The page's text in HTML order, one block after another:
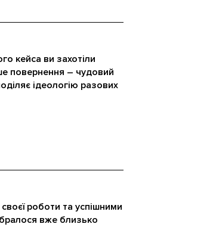
кейса ви захотіли
повернення – чудовий
ідеологію разових
роботи та успішними
вже близько